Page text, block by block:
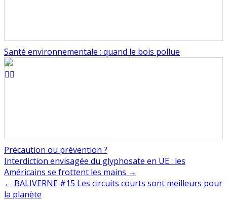
Santé environnementale : quand le bois pollue
Précaution ou prévention ?
Navigation
de
l’article
Interdiction envisagée du glyphosate en UE : les
Américains se frottent les mains →
← BALIVERNE #15 Les circuits courts sont meilleurs pour
la planète